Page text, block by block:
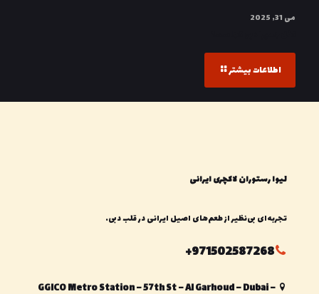
می 31, 2025
اطلاعات بیشتر
لیوا رستوران لاکچری ایرانی
تجربه‌ای بی‌نظیر از طعم‌های اصیل ایرانی در قلب دبی.
971502587268+
GGICO Metro Station – 57th St – Al Garhoud – Dubai –